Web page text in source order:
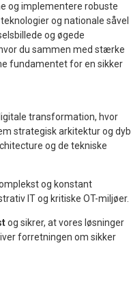
og implementere robuste
og nationale såvel
og øgede
du sammen med stærke
fundamentet for en sikker
transformation, hvor
strategisk arkitektur og dyb
og de tekniske
og konstant
IT og kritiske OT-miljøer.
og sikrer, at vores løsninger
forretningen om sikker